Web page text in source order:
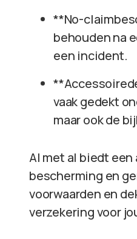
**No-
behouden na
een incident.
vaak gedekt
maar ook de
Al met al biedt
bescherming en
voorwaarden en
verzekering voor